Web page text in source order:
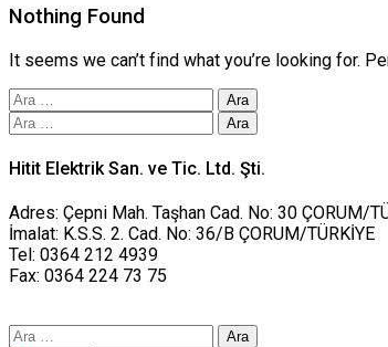
Nothing Found
It seems we can’t find what you’re looking for.
Arama:
Arama:
Hitit Elektrik San. ve Tic. Ltd. Şti.
Adres: Çepni Mah. Taşhan Cad. No: 30 ÇORUM/
İmalat: K.S.S. 2. Cad. No: 36/B ÇORUM/TÜRKİYE
Tel: 0364 212 4939
Fax: 0364 224 73 75
Arama: